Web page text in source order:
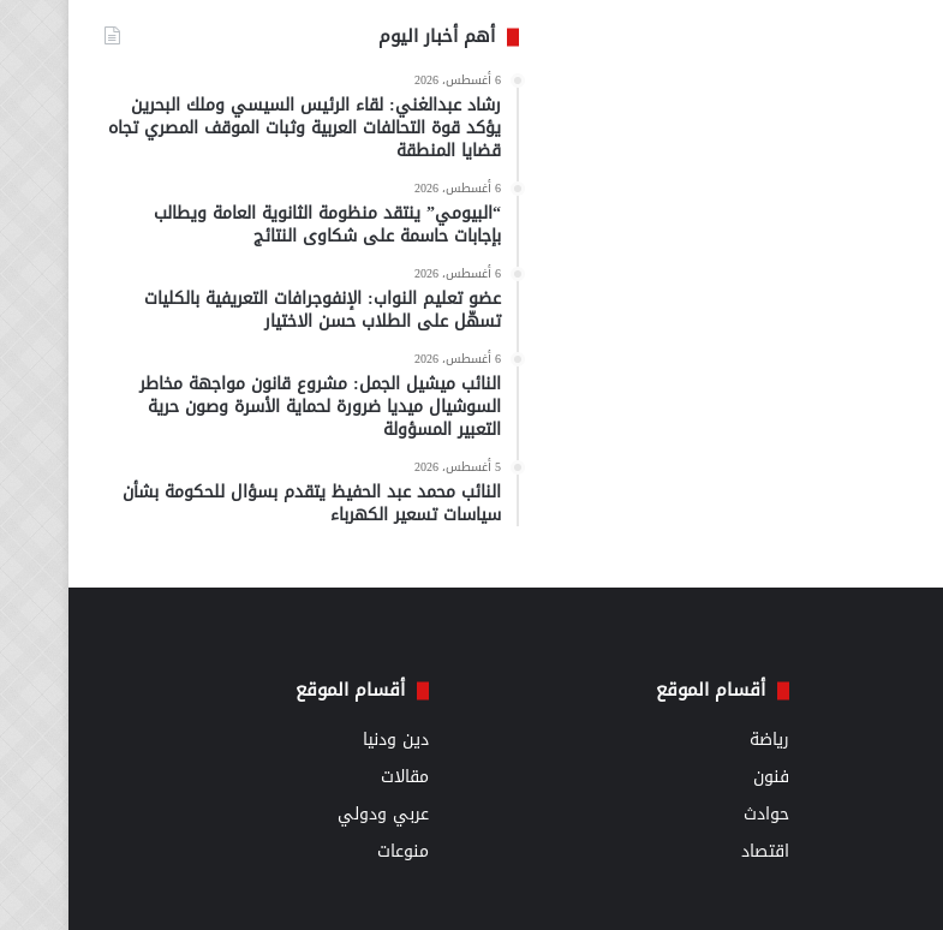
أهم أخبار اليوم
6 أغسطس، 2026
رشاد عبدالغني: لقاء الرئيس السيسي وملك البحرين
يؤكد قوة التحالفات العربية وثبات الموقف المصري تجاه
قضايا المنطقة
6 أغسطس، 2026
“البيومي” ينتقد منظومة الثانوية العامة ويطالب
بإجابات حاسمة على شكاوى النتائج
6 أغسطس، 2026
عضو تعليم النواب: الإنفوجرافات التعريفية بالكليات
تسهّل على الطلاب حسن الاختيار
6 أغسطس، 2026
النائب ميشيل الجمل: مشروع قانون مواجهة مخاطر
السوشيال ميديا ضرورة لحماية الأسرة وصون حرية
التعبير المسؤولة
5 أغسطس، 2026
النائب محمد عبد الحفيظ يتقدم بسؤال للحكومة بشأن
سياسات تسعير الكهرباء
أقسام الموقع
رياضة
فنون
حوادث
اقتصاد
أقسام الموقع
دين ودنيا
مقالات
عربي ودولي
منوعات